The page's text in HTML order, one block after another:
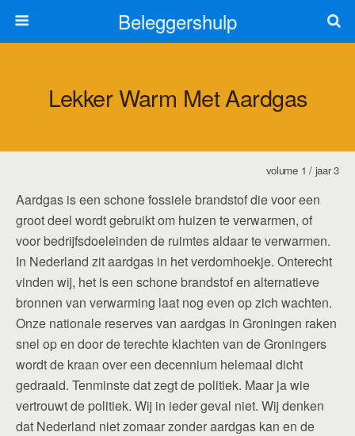
Beleggershulp
Lekker Warm Met Aardgas
volume 1 / jaar 3
Aardgas is een schone fossiele brandstof die voor een
groot deel wordt gebruikt om huizen te verwarmen, of
voor bedrijfsdoeleinden de ruimtes aldaar te verwarmen.
In Nederland zit aardgas in het verdomhoekje. Onterecht
vinden wij, het is een schone brandstof en alternatieve
bronnen van verwarming laat nog even op zich wachten.
Onze nationale reserves van aardgas in Groningen raken
snel op en door de terechte klachten van de Groningers
wordt de kraan over een decennium helemaal dicht
gedraaid. Tenminste dat zegt de politiek. Maar ja wie
vertrouwt de politiek. Wij in ieder geval niet. Wij denken
dat Nederland niet zomaar zonder aardgas kan en de